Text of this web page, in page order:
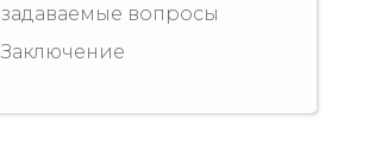
задаваемые вопросы
Заключение